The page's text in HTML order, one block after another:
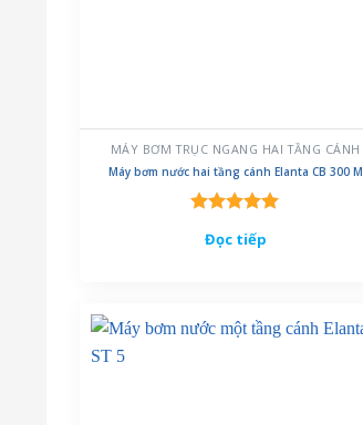
MÁY BƠM TRỤC NGANG HAI TẦNG CÁNH
Máy bơm nước hai tầng cánh Elanta CB 300 M
hạng 5.00
Đọc tiếp